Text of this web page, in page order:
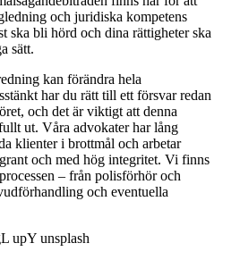
och juridiska kompetens
ska bli hörd och dina rättigheter ska
sätt.
kan förändra hela
har du rätt till ett försvar redan
och det är viktigt att denna
ut. Våra advokater har lång
klienter i brottmål och arbetar
och med hög integritet. Vi finns
– från polisförhör och
och eventuella